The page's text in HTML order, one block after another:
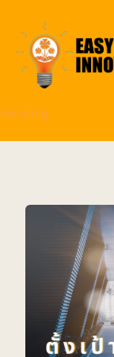
Heading